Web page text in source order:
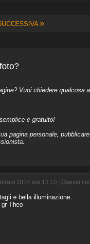
»
Vuoi chiedere
e gratuito!
pagina personale,
2014 ore 13:10 | Questo
e bella illuminazione.
Theo